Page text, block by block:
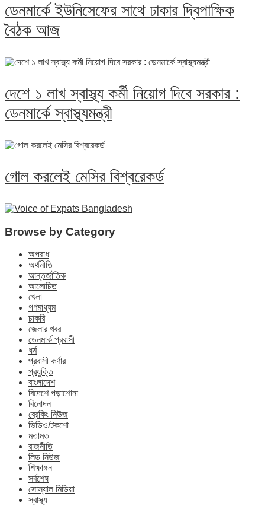
ডেনমার্কে ইউনিসেফের সাথে ঢাকার দ্বিপাক্ষিক
বৈঠক আজ
দেশে ১ লাখ স্বাস্থ্য কর্মী নিয়োগ দিবে সরকার :
ডেনমার্কে স্বাস্থ্যমন্ত্রী
গোল করলেই মেসির বিশ্বরেকর্ড
Browse by Category
অপরাধ
অর্থনীতি
আন্তর্জাতিক
আলোচিত
খেলা
গণমাধ্যম
চাকরি
জেলার খবর
ডেনমার্ক প্রবাসী
ধর্ম
প্রবাসী কর্ণার
প্রযুক্তি
বাংলাদেশ
বিদেশে পড়াশোনা
বিনোদন
ব্রেকিং নিউজ
ভিডিও/টকশো
মতামত
রাজনীতি
লিড নিউজ
শিক্ষাঙ্গন
সর্বশেষ
সোস্যাল মিডিয়া
স্বাস্থ্য